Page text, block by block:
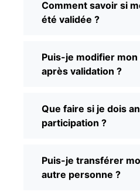
Comment savoir si
été validée ?
Puis-je modifier
après validation ?
Que faire si je dois
participation ?
Puis-je transférer
autre personne ?